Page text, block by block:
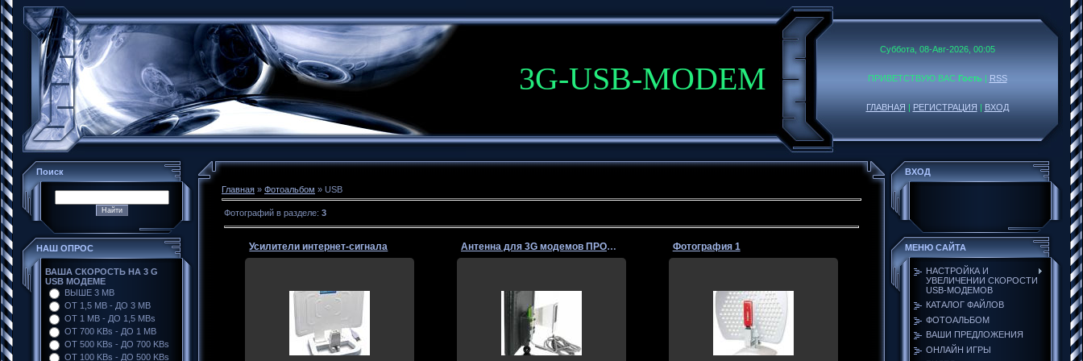
3G-USB-MODEM
Суббота, 08-Авг-2026, 00:05
ПРИВЕТСТВУЮ ВАС Гость| RSS
ГЛАВНАЯ | РЕГИСТРАЦИЯ | ВХОД
Поиск
НАШ ОПРОС
ВАША СКОРОСТЬ НА 3 G
USB МОДЕМЕ
ВЫШЕ 3 MB
ОТ 1,5 MB - ДО 3 MB
ОТ 1 MB - ДО 1,5 MBs
ОТ 700 KBs - ДО 1 MB
ОТ 500 KBs - ДО 700 KBs
ОТ 100 KBs - ДО 500 KBs
Главная » Фотоальбом » USB
Фотографий в разделе: 3
Усилители интернет-сигнала
Connect 2.0
Усилитель интернет-сигнала
Connect 2.0 для обеспечения
стабильного доступа в
Интернет через USB-ра...
Антенна для 3G модемов ПРОМА 2150
01-Фев-2013
ILYA27863
Фотография 1
01-Фев-2013
ILYA27863
ВХОД
МЕНЮ САЙТА
НАСТРОЙКА И
УВЕЛИЧЕНИИ СКОРОСТИ
USB-МОДЕМОВ
КАТАЛОГ ФАЙЛОВ
ФОТОАЛЬБОМ
ВАШИ ПРЕДЛОЖЕНИЯ
ОНЛАЙН ИГРЫ